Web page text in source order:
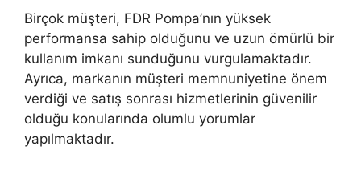
Birçok müşteri, FDR Pompa’nın yüksek
performansa sahip olduğunu ve uzun ömürlü bir
kullanım imkanı sunduğunu vurgulamaktadır.
Ayrıca, markanın müşteri memnuniyetine önem
verdiği ve satış sonrası hizmetlerinin güvenilir
olduğu konularında olumlu yorumlar
yapılmaktadır.